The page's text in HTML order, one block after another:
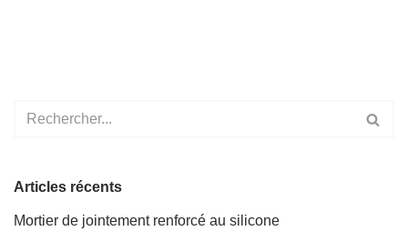
Articles récents
Mortier de jointement renforcé au silicone